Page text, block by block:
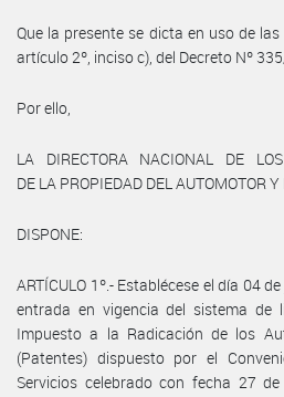
Que la presente se dicta en uso de
artículo 2º, inciso c), del Decreto Nº
Por ello,
LA DIRECTORA NACIONAL DE
DE LA PROPIEDAD DEL AUTOMOTOR
DISPONE:
ARTÍCULO 1º.- Establécese el día 04
entrada en vigencia del sistema de
Impuesto a la Radicación de los
(Patentes) dispuesto por el
Servicios celebrado con fecha 27